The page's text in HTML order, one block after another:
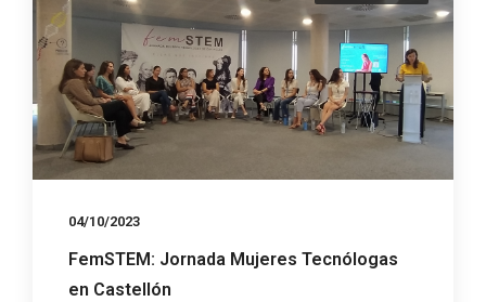
04/10/2023
FemSTEM: Jornada Mujeres Tecnólogas
en Castellón